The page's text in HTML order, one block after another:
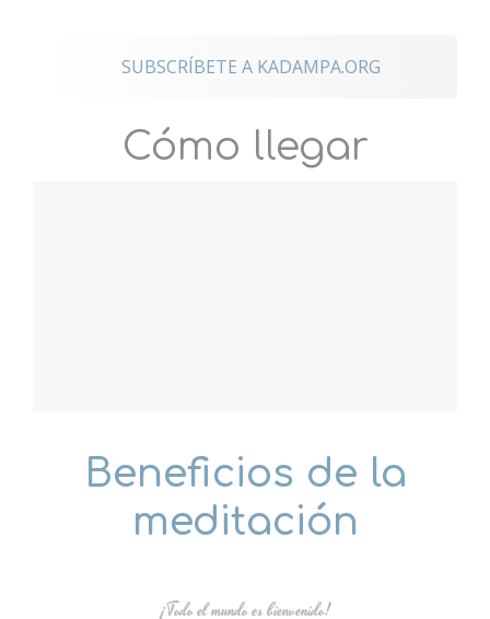
SUBSCRÍBETE A KADAMPA.ORG
Cómo llegar
Beneficios de la
meditación
¡Todo el mundo es bienvenido!